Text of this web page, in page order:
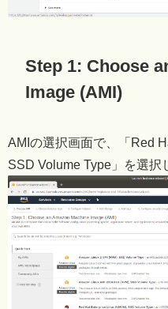
Step 1: Choose
Image (AMI)
AMIの選択画面で、「Red
SSD Volume Type」を選択